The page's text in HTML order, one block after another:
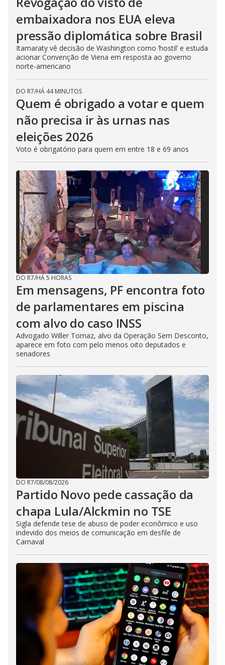
embaixadora nos EUA eleva
pressão diplomática sobre Brasil
Itamaraty vê decisão de Washington como ‘hostil’ e estuda
acionar Convenção de Viena em resposta ao governo
norte-americano
DO R7/HÁ 44 MINUTOS
Quem é obrigado a votar e quem
não precisa ir às urnas nas
eleições 2026
Voto é obrigatório para quem em entre 18 e 69 anos
DO R7/HÁ 5 HORAS
Em mensagens, PF encontra foto
de parlamentares em piscina
com alvo do caso INSS
Advogado Willer Tomaz, alvo da Operação Sem Desconto,
aparece em foto com pelo menos oito deputados e
senadores
DO R7/08/08/2026
Partido Novo pede cassação da
chapa Lula/Alckmin no TSE
Sigla defende tese de abuso de poder econômico e uso
indevido dos meios de comunicação em desfile de
Carnaval